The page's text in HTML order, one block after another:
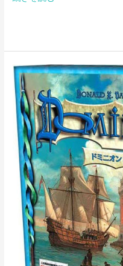
ド
ミ
ニ
オ
ン:
海
辺
第
二